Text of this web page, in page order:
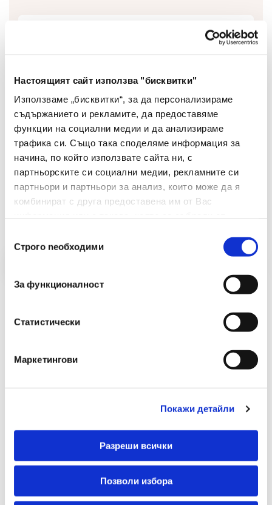
Настоящият сайт използва "бисквитки"
Използваме „бисквитки“, за да персонализираме
съдържанието и рекламите, да предоставяме
функции на социални медии и да анализираме
трафика си. Също така споделяме информация за
начина, по който използвате сайта ни, с
партньорските си социални медии, рекламните си
партньори и партньори за анализ, които може да я
комбинират с друга предоставена им от Вас
наСтрого nеобходими
За функционалност
Статистически
Маркетингови
Покажи детайли
Разреши всички
Позволи избора
Препоръчани Продукти